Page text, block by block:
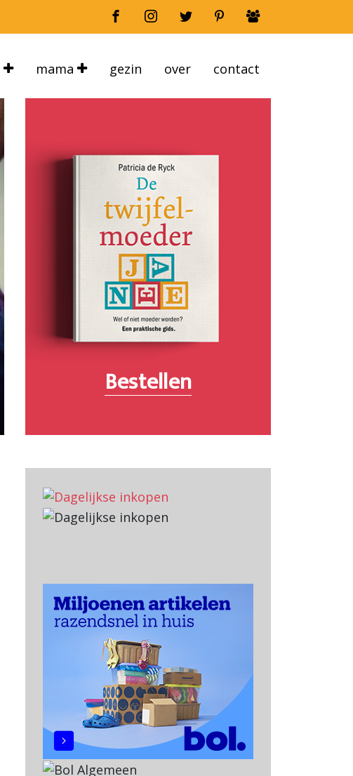
mama gezin over contact
Bestellen